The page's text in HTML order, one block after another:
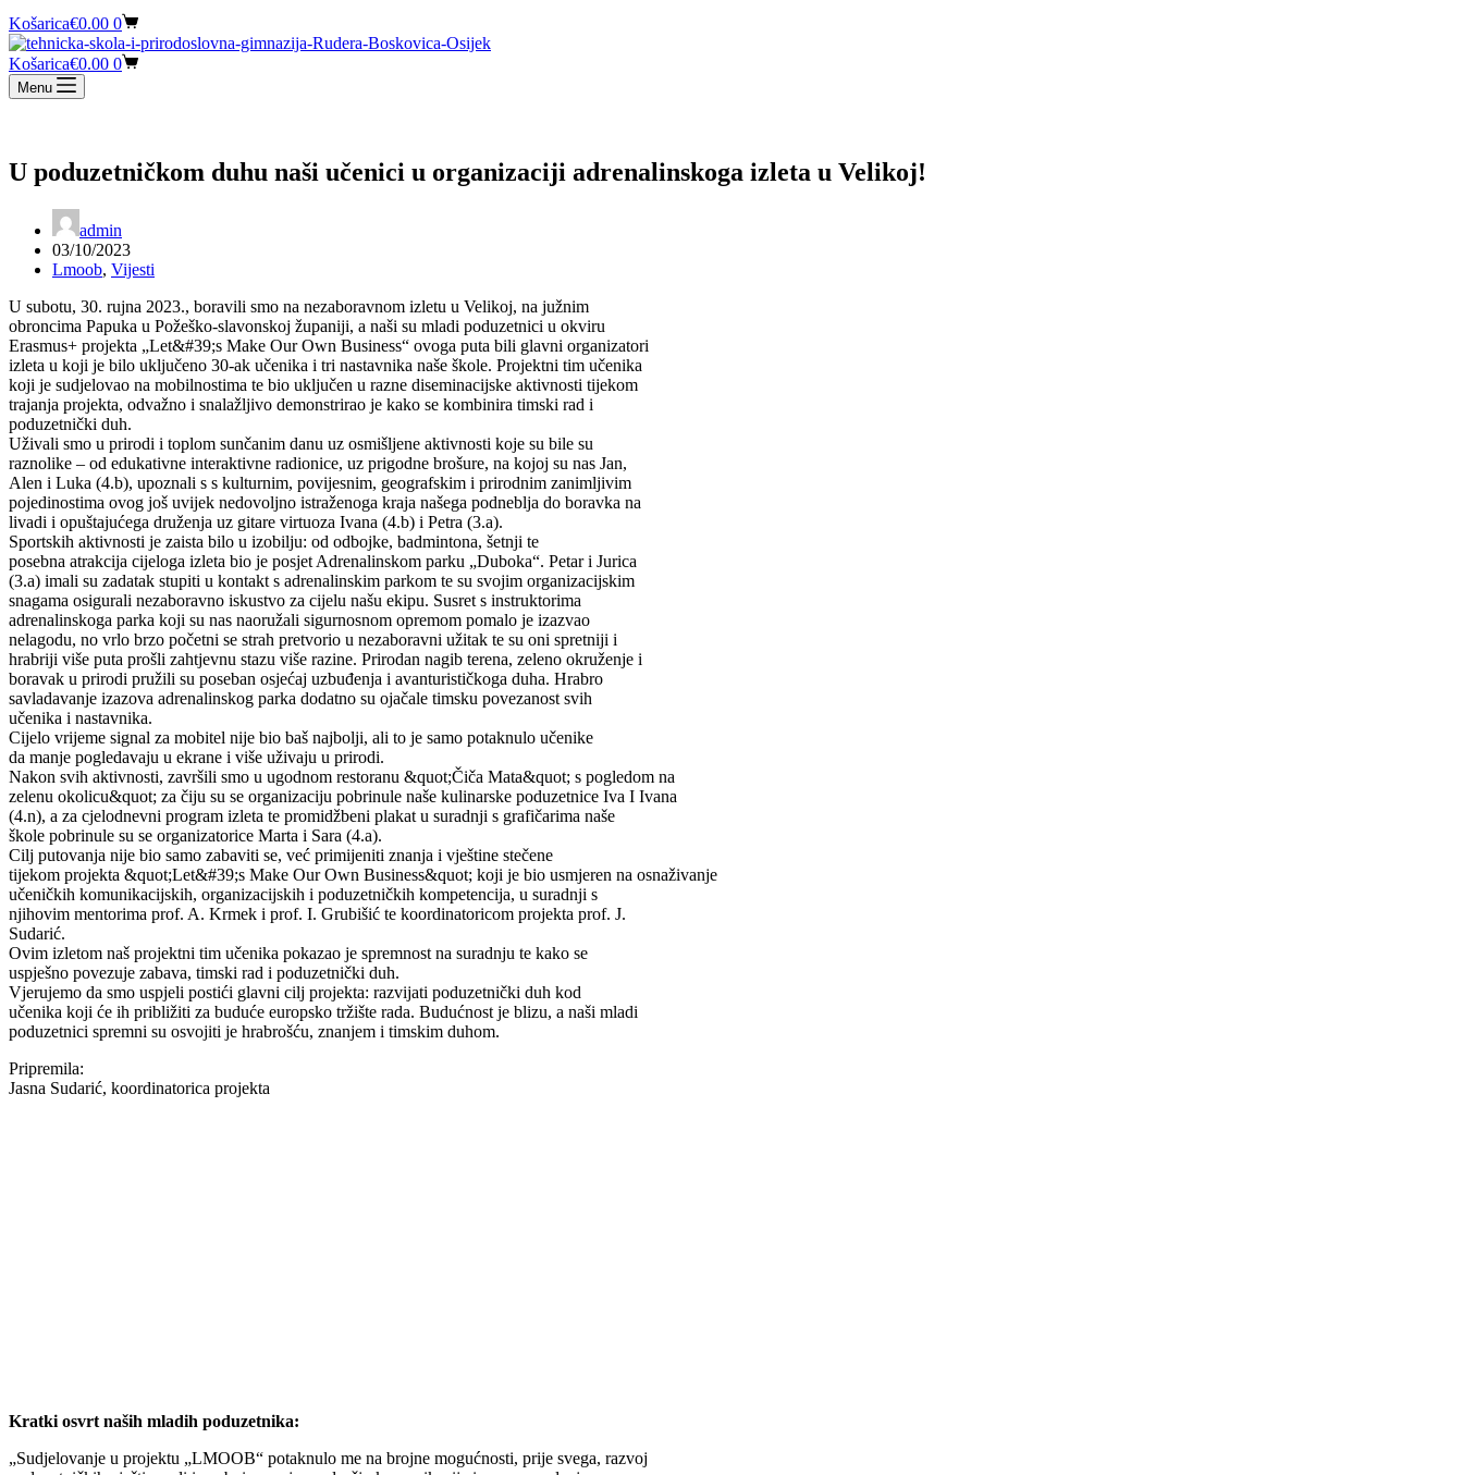
Košarica€0.00 0
Košarica€0.00 0
Menu
U poduzetničkom duhu naši učenici u organizaciji adrenalinskoga izleta u Velikoj!
admin
03/10/2023
Lmoob, Vijesti
U subotu, 30. rujna 2023., boravili smo na nezaboravnom izletu u Velikoj, na južnim
obroncima Papuka u Požeško-slavonskoj županiji, a naši su mladi poduzetnici u okviru
Erasmus+ projekta „Let&#39;s Make Our Own Business“ ovoga puta bili glavni organizatori
izleta u koji je bilo uključeno 30-ak učenika i tri nastavnika naše škole. Projektni tim učenika
koji je sudjelovao na mobilnostima te bio uključen u razne diseminacijske aktivnosti tijekom
trajanja projekta, odvažno i snalažljivo demonstrirao je kako se kombinira timski rad i
poduzetnički duh.
Uživali smo u prirodi i toplom sunčanim danu uz osmišljene aktivnosti koje su bile su
raznolike – od edukativne interaktivne radionice, uz prigodne brošure, na kojoj su nas Jan,
Alen i Luka (4.b), upoznali s s kulturnim, povijesnim, geografskim i prirodnim zanimljivim
pojedinostima ovog još uvijek nedovoljno istraženoga kraja našega podneblja do boravka na
livadi i opuštajućega druženja uz gitare virtuoza Ivana (4.b) i Petra (3.a).
Sportskih aktivnosti je zaista bilo u izobilju: od odbojke, badmintona, šetnji te
posebna atrakcija cijeloga izleta bio je posjet Adrenalinskom parku „Duboka“. Petar i Jurica
(3.a) imali su zadatak stupiti u kontakt s adrenalinskim parkom te su svojim organizacijskim
snagama osigurali nezaboravno iskustvo za cijelu našu ekipu. Susret s instruktorima
adrenalinskoga parka koji su nas naoružali sigurnosnom opremom pomalo je izazvao
nelagodu, no vrlo brzo početni se strah pretvorio u nezaboravni užitak te su oni spretniji i
hrabriji više puta prošli zahtjevnu stazu više razine. Prirodan nagib terena, zeleno okruženje i
boravak u prirodi pružili su poseban osjećaj uzbuđenja i avanturističkoga duha. Hrabro
savladavanje izazova adrenalinskog parka dodatno su ojačale timsku povezanost svih
učenika i nastavnika.
Cijelo vrijeme signal za mobitel nije bio baš najbolji, ali to je samo potaknulo učenike
da manje pogledavaju u ekrane i više uživaju u prirodi.
Nakon svih aktivnosti, završili smo u ugodnom restoranu &quot;Čiča Mata&quot; s pogledom na
zelenu okolicu&quot; za čiju su se organizaciju pobrinule naše kulinarske poduzetnice Iva I Ivana
(4.n), a za cjelodnevni program izleta te promidžbeni plakat u suradnji s grafičarima naše
škole pobrinule su se organizatorice Marta i Sara (4.a).
Cilj putovanja nije bio samo zabaviti se, već primijeniti znanja i vještine stečene
tijekom projekta &quot;Let&#39;s Make Our Own Business&quot; koji je bio usmjeren na osnaživanje
učeničkih komunikacijskih, organizacijskih i poduzetničkih kompetencija, u suradnji s
njihovim mentorima prof. A. Krmek i prof. I. Grubišić te koordinatoricom projekta prof. J.
Sudarić.
Ovim izletom naš projektni tim učenika pokazao je spremnost na suradnju te kako se
uspješno povezuje zabava, timski rad i poduzetnički duh.
Vjerujemo da smo uspjeli postići glavni cilj projekta: razvijati poduzetnički duh kod
učenika koji će ih približiti za buduće europsko tržište rada. Budućnost je blizu, a naši mladi
poduzetnici spremni su osvojiti je hrabrošću, znanjem i timskim duhom.
Pripremila:
Jasna Sudarić, koordinatorica projekta
Kratki osvrt naših mladih poduzetnika:
„Sudjelovanje u projektu „LMOOB“ potaknulo me na brojne mogućnosti, prije svega, razvoj